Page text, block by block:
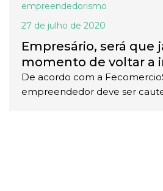
empreendedorismo
27 de julho de 2020
Empresário, será que
momento de voltar a
De acordo com a
empreendedor deve ser